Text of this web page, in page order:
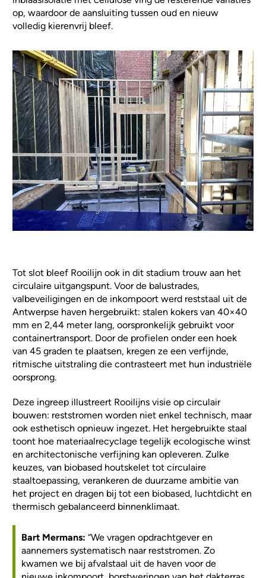
op, waardoor de aansluiting tussen oud en nieuw
volledig kierenvrij bleef.
Tot slot bleef Rooilijn ook in dit stadium trouw aan het
circulaire uitgangspunt. Voor de balustrades,
valbeveiligingen en de inkompoort werd reststaal uit de
Antwerpse haven hergebruikt: stalen kokers van 40×40
mm en 2,44 meter lang, oorspronkelijk gebruikt voor
containertransport. Door de profielen onder een hoek
van 45 graden te plaatsen, kregen ze een verfijnde,
ritmische uitstraling die contrasteert met hun industriële
oorsprong.
Deze ingreep illustreert Rooilijns visie op circulair
bouwen: reststromen worden niet enkel technisch, maar
ook esthetisch opnieuw ingezet. Het hergebruikte staal
toont hoe materiaalrecyclage tegelijk ecologische winst
en architectonische verfijning kan opleveren. Zulke
keuzes, van biobased houtskelet tot circulaire
staaltoepassing, verankeren de duurzame ambitie van
het project en dragen bij tot een biobased, luchtdicht en
thermisch gebalanceerd binnenklimaat.
Bart Mermans: “We vragen opdrachtgever en
aannemers systematisch naar reststromen. Zo
kwamen we bij afvalstaal uit de haven voor de